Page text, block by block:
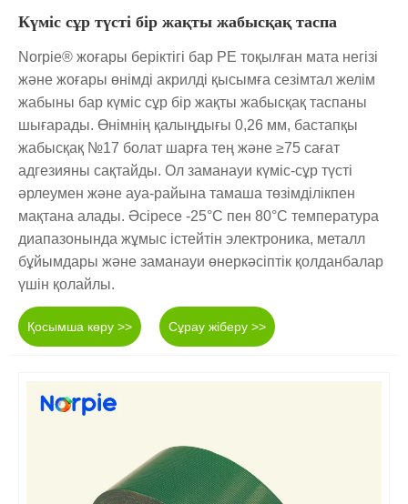
Күміс сұр түсті бір жақты жабысқақ таспа
Norpie® жоғары беріктігі бар PE тоқылған мата негізі
және жоғары өнімді акрилді қысымға сезімтал желім
жабыны бар күміс сұр бір жақты жабысқақ таспаны
шығарады. Өнімнің қалыңдығы 0,26 мм, бастапқы
жабысқақ №17 болат шарға тең және ≥75 сағат
адгезияны сақтайды. Ол заманауи күміс-сұр түсті
әрлеумен және ауа-райына тамаша төзімділікпен
мақтана алады. Әсіресе -25°C пен 80°C температура
диапазонында жұмыс істейтін электроника, металл
бұйымдары және заманауи өнеркәсіптік қолданбалар
үшін қолайлы.
Қосымша көру >> Сұрау жіберу >>